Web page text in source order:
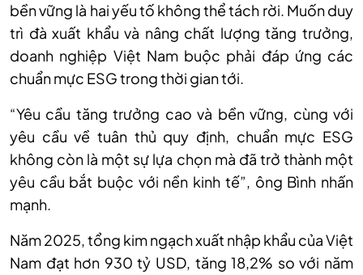
bền vững là hai yếu tố không thể tách rời. Muốn duy
trì đà xuất khẩu và nâng chất lượng tăng trưởng,
doanh nghiệp Việt Nam buộc phải đáp ứng các
chuẩn mực ESG trong thời gian tới.
“Yêu cầu tăng trưởng cao và bền vững, cùng với
yêu cầu về tuân thủ quy định, chuẩn mực ESG
không còn là một sự lựa chọn mà đã trở thành một
yêu cầu bắt buộc với nền kinh tế”, ông Bình nhấn
mạnh.
Năm 2025, tổng kim ngạch xuất nhập khẩu của Việt
Nam đạt hơn 930 tỷ USD, tăng 18,2% so với năm